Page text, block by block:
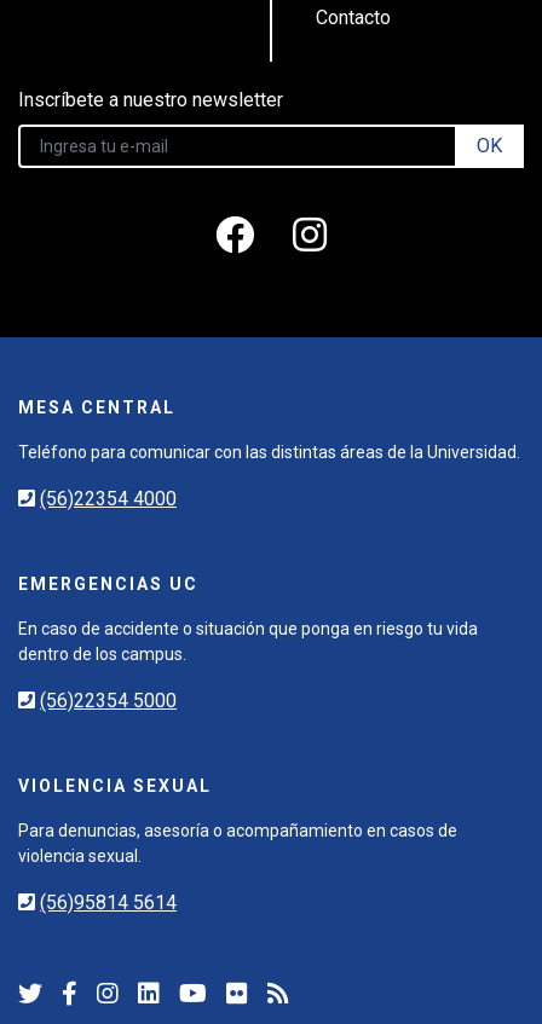
Contacto
Inscríbete a nuestro newsletter
OK
MESA CENTRAL
Teléfono para comunicar con las distintas áreas de la Universidad.
(56)22354 4000
EMERGENCIAS UC
En caso de accidente o situación que ponga en riesgo tu vida
dentro de los campus.
(56)22354 5000
VIOLENCIA SEXUAL
Para denuncias, asesoría o acompañamiento en casos de
violencia sexual.
(56)95814 5614